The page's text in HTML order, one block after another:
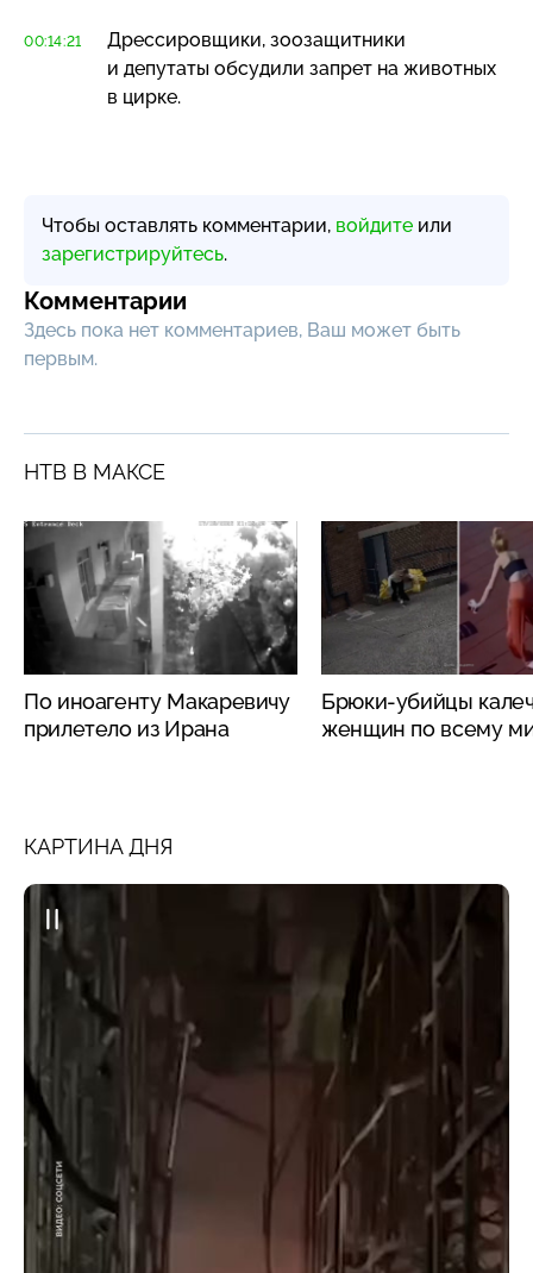
00:14:21
Дрессировщики, зоозащитники
и депутаты обсудили запрет на животных
в цирке.
Чтобы оставлять комментарии, войдите или
зарегистрируйтесь.
Комментарии
Здесь пока нет комментариев, Ваш может быть
первым.
НТВ В МАКСЕ
По иноагенту Макаревичу
прилетело из Ирана
Брюки-убийцы
женщин по всему
КАРТИНА ДНЯ